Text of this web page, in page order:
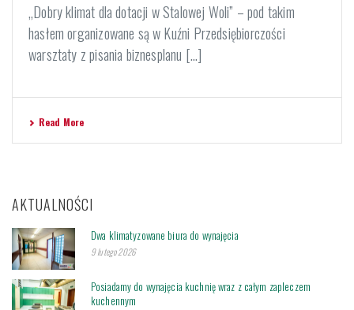
„Dobry klimat dla dotacji w Stalowej Woli” – pod takim
hasłem organizowane są w Kuźni Przedsiębiorczości
warsztaty z pisania biznesplanu [...]
Read More
AKTUALNOŚCI
Dwa klimatyzowane biura do wynajęcia
9 lutego 2026
Posiadamy do wynajęcia kuchnię wraz z całym zapleczem
kuchennym